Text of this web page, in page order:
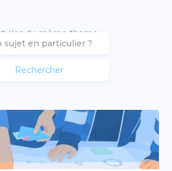
du même theme :